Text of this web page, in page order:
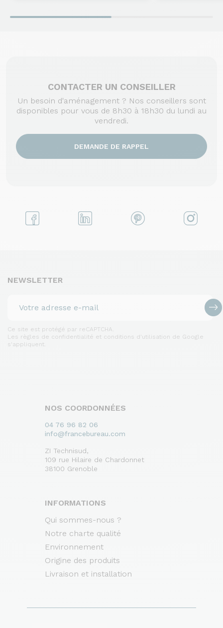
CONTACTER UN CONSEILLER
Un besoin d'aménagement ? Nos conseillers sont
disponibles pour vous de 8h30 à 18h30 du lundi au
vendredi.
DEMANDE DE RAPPEL
NEWSLETTER
Ce site est protégé par reCAPTCHA.
Les règles de confidentialité et conditions d'utilisation de Google
s'appliquent.
NOS COORDONNÉES
04 76 96 82 06
info@francebureau.com
ZI Technisud,
109 rue Hilaire de Chardonnet
38100 Grenoble
INFORMATIONS
Qui sommes-nous ?
Notre charte qualité
Environnement
Origine des produits
Livraison et installation